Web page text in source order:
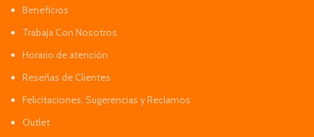
Beneficios
Trabaja Con Nosotros
Horario de atención
Reseñas de Clientes
Felicitaciones, Sugerencias y Reclamos
Outlet